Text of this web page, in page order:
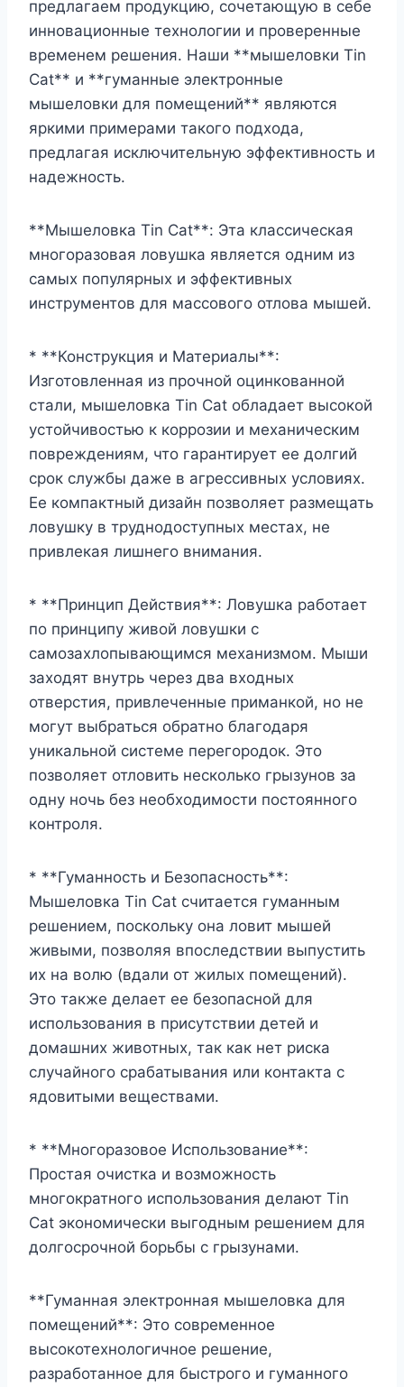
предлагаем продукцию, сочетающую в себе
инновационные технологии и проверенные
временем решения. Наши **мышеловки Tin
Cat** и **гуманные электронные
мышеловки для помещений** являются
яркими примерами такого подхода,
предлагая исключительную эффективность и
надежность.
**Мышеловка Tin Cat**: Эта классическая
многоразовая ловушка является одним из
самых популярных и эффективных
инструментов для массового отлова мышей.
* **Конструкция и Материалы**:
Изготовленная из прочной оцинкованной
стали, мышеловка Tin Cat обладает высокой
устойчивостью к коррозии и механическим
повреждениям, что гарантирует ее долгий
срок службы даже в агрессивных условиях.
Ее компактный дизайн позволяет размещать
ловушку в труднодоступных местах, не
привлекая лишнего внимания.
* **Принцип Действия**: Ловушка работает
по принципу живой ловушки с
самозахлопывающимся механизмом. Мыши
заходят внутрь через два входных
отверстия, привлеченные приманкой, но не
могут выбраться обратно благодаря
уникальной системе перегородок. Это
позволяет отловить несколько грызунов за
одну ночь без необходимости постоянного
контроля.
* **Гуманность и Безопасность**:
Мышеловка Tin Cat считается гуманным
решением, поскольку она ловит мышей
живыми, позволяя впоследствии выпустить
их на волю (вдали от жилых помещений).
Это также делает ее безопасной для
использования в присутствии детей и
домашних животных, так как нет риска
случайного срабатывания или контакта с
ядовитыми веществами.
* **Многоразовое Использование**:
Простая очистка и возможность
многократного использования делают Tin
Cat экономически выгодным решением для
долгосрочной борьбы с грызунами.
**Гуманная электронная мышеловка для
помещений**: Это современное
высокотехнологичное решение,
разработанное для быстрого и гуманного